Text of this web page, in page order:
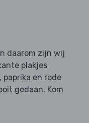
daarom zijn wij
plakjes
en rode
gedaan. Kom